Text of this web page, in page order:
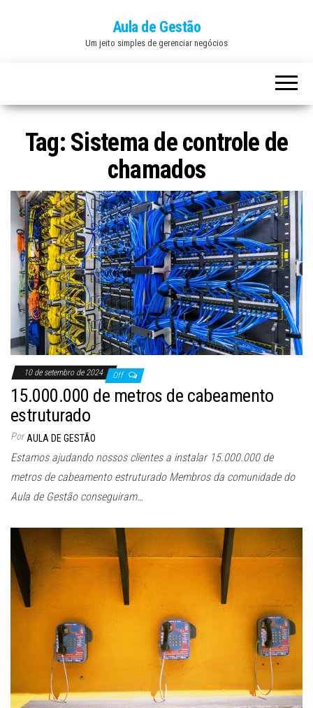
Aula de Gestão
Um jeito simples de gerenciar negócios
Tag: Sistema de controle de
chamados
10 de setembro de 2024 Off
15.000.000 de metros de cabeamento
estruturado
Por AULA DE GESTÃO
Estamos ajudando nossos clientes a instalar 15.000.000 de
metros de cabeamento estruturado Membros da comunidade do
Aula de Gestão conseguiram…